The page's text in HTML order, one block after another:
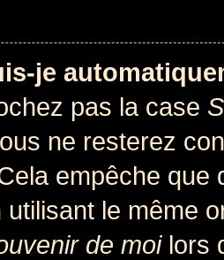
je
pas la case
ne resterez
empêche que
le même
de moilors